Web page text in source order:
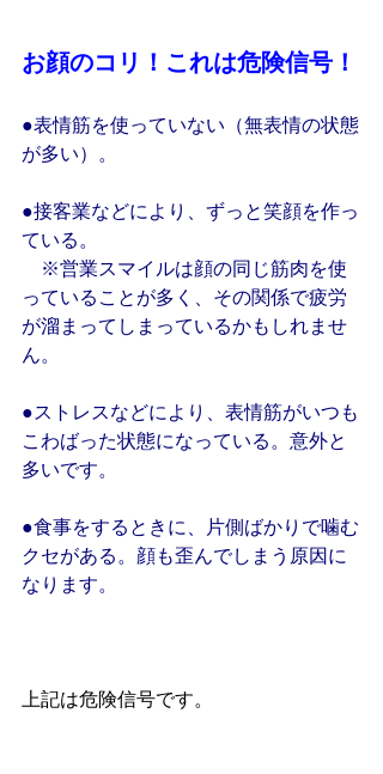
お顔のコリ！これは危険信号！
●表情筋を使っていない（無表情の状態
が多い）。
●接客業などにより、ずっと笑顔を作っ
ている。
※営業スマイルは顔の同じ筋肉を使
っていることが多く、その関係で疲労
が溜まってしまっているかもしれませ
ん。
●ストレスなどにより、表情筋がいつも
こわばった状態になっている。意外と
多いです。
●食事をするときに、片側ばかりで噛む
クセがある。顔も歪んでしまう原因に
なります。
上記は危険信号です。